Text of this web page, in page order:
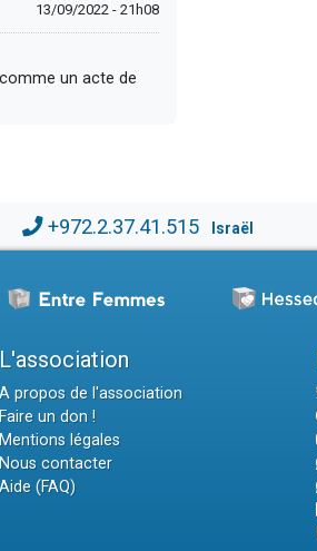
13/09/2022 - 21h08
un acte de
+972.2.37.41.515 Israël
L'association
A propos de l'association
Faire un don !
Mentions légales
Nous contacter
Aide (FAQ)